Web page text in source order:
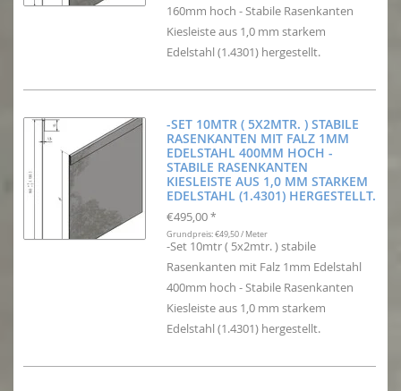
160mm hoch - Stabile Rasenkanten
Kiesleiste aus 1,0 mm starkem
Edelstahl (1.4301) hergestellt.
-SET 10MTR ( 5X2MTR. ) STABILE
RASENKANTEN MIT FALZ 1MM
EDELSTAHL 400MM HOCH -
STABILE RASENKANTEN
KIESLEISTE AUS 1,0 MM STARKEM
EDELSTAHL (1.4301) HERGESTELLT.
€495,00 *
Grundpreis: €49,50 / Meter
-Set 10mtr ( 5x2mtr. ) stabile
Rasenkanten mit Falz 1mm Edelstahl
400mm hoch - Stabile Rasenkanten
Kiesleiste aus 1,0 mm starkem
Edelstahl (1.4301) hergestellt.